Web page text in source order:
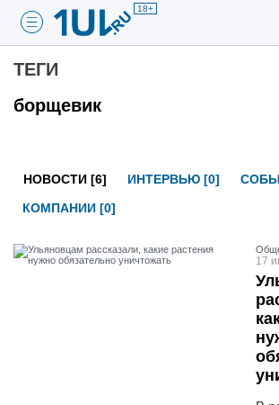
18+
ТЕГИ
борщевик
НОВОСТИ [6] ИНТЕРВЬЮ [0]
КОМПАНИИ [0]
17